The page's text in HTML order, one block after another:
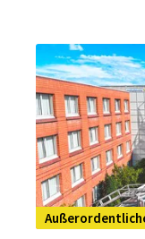
by Dorint. Das
mit der